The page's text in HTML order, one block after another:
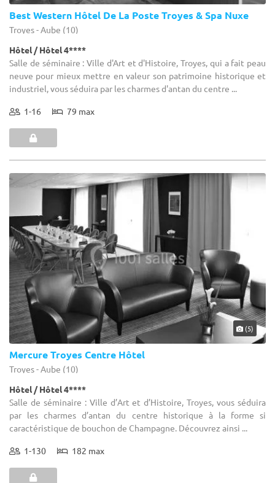
Best Western Hôtel De La Poste Troyes & Spa Nuxe
Troyes - Aube (10)
Hôtel / Hôtel 4****
Salle de séminaire : Ville d'Art et d'Histoire, Troyes, qui a fait peau
neuve pour mieux mettre en valeur son patrimoine historique et
industriel, vous séduira par les charmes d'antan du centre ...
1-16 79 max
(5)
Mercure Troyes Centre Hôtel
Troyes - Aube (10)
Hôtel / Hôtel 4****
Salle de séminaire : Ville d’Art et d’Histoire, Troyes, vous séduira
par les charmes d’antan du centre historique à la forme si
caractéristique de bouchon de Champagne. Découvrez ainsi ...
1-130 182 max